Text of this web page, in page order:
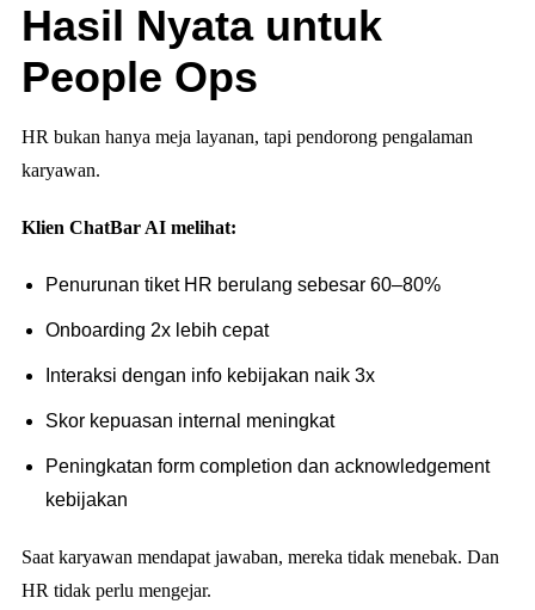
Hasil Nyata untuk
People Ops
HR bukan hanya meja layanan, tapi pendorong pengalaman
karyawan.
Klien ChatBar AI melihat:
Penurunan tiket HR berulang sebesar 60–80%
Onboarding 2x lebih cepat
Interaksi dengan info kebijakan naik 3x
Skor kepuasan internal meningkat
Peningkatan form completion dan acknowledgement
kebijakan
Saat karyawan mendapat jawaban, mereka tidak menebak. Dan
HR tidak perlu mengejar.